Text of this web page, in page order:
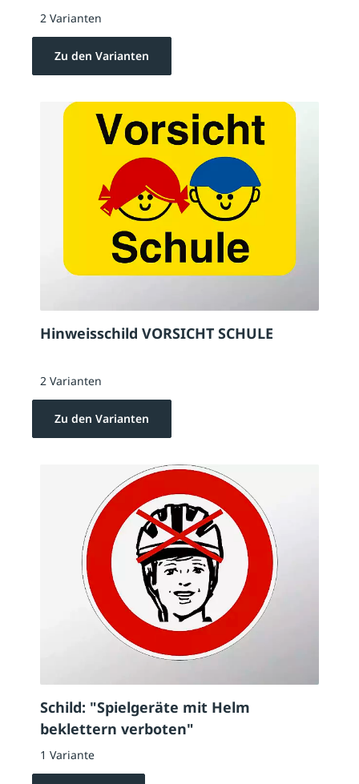
2 Varianten
Zu den Varianten
Hinweisschild VORSICHT SCHULE
2 Varianten
Zu den Varianten
Schild: "Spielgeräte mit Helm
beklettern verboten"
1 Variante